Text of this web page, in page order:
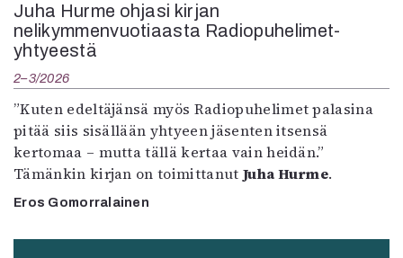
Juha Hurme ohjasi kirjan
nelikymmenvuotiaasta Radiopuhelimet-
yhtyeestä
2–3/2026
”Kuten edeltäjänsä myös Radiopuhelimet palasina
pitää siis sisällään yhtyeen jäsenten itsensä
kertomaa – mutta tällä kertaa vain heidän.”
Tämänkin kirjan on toimittanut Juha Hurme.
Eros Gomorralainen